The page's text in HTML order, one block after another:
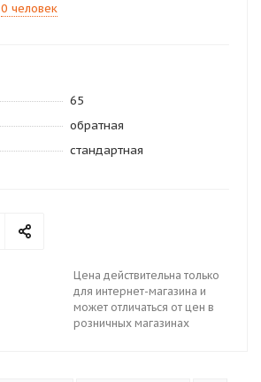
0 человек
65
обратная
стандартная
Цена действительна только
для интернет-магазина и
может отличаться от цен в
розничных магазинах